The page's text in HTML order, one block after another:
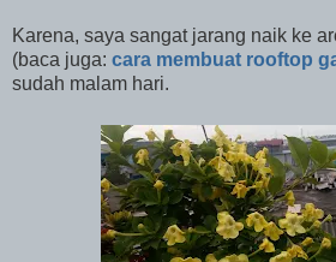
Karena, saya sangat jarang naik ke
(baca juga: cara membuat rooftop
sudah malam hari.